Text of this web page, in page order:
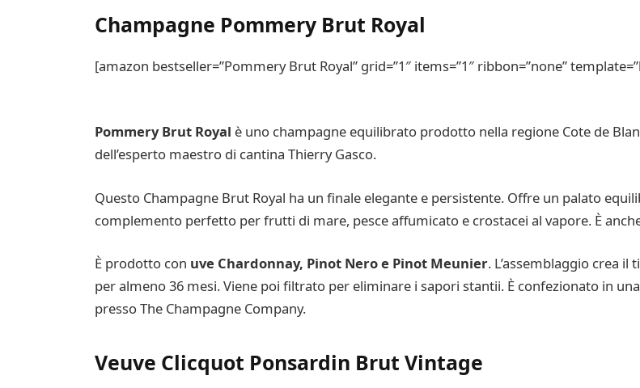
Champagne Pommery Brut Royal
[amazon bestseller=”Pommery Brut Royal” grid=”1″ items=”1″ ribbon=”none”
Pommery Brut Royal è uno champagne equilibrato prodotto nella regione Cote de
dell’esperto maestro di cantina Thierry Gasco.
Questo Champagne Brut Royal ha un finale elegante e persistente. Offre un palato
complemento perfetto per frutti di mare, pesce affumicato e crostacei al vapore. È
È prodotto con uve Chardonnay, Pinot Nero e Pinot Meunier. L’assemblaggio crea il
per almeno 36 mesi. Viene poi filtrato per eliminare i sapori stantii. È confezionato in
presso The Champagne Company.
Veuve Clicquot Ponsardin Brut Vintage